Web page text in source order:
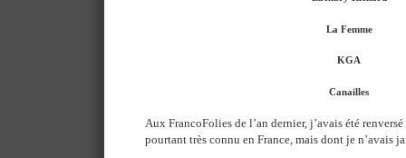
La Femme
KGA
Canailles
Aux FrancoFolies de l’an dernier, j’avais été
pourtant très connu en France, mais dont je n’avais